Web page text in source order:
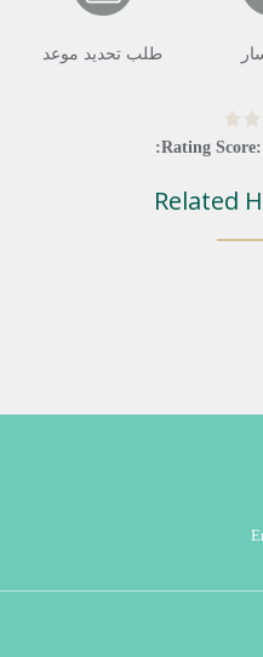
طلب تحديد موعد
Rating Score:
Related